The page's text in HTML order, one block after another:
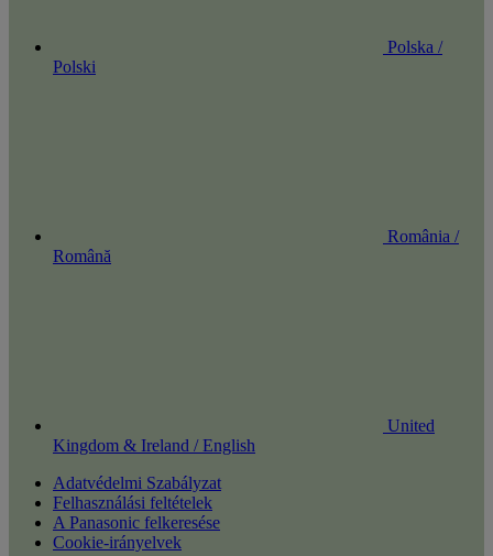
Polska /
Polski
România /
Română
United
Kingdom & Ireland / English
Adatvédelmi Szabályzat
Felhasználási feltételek
A Panasonic felkeresése
Cookie-irányelvek